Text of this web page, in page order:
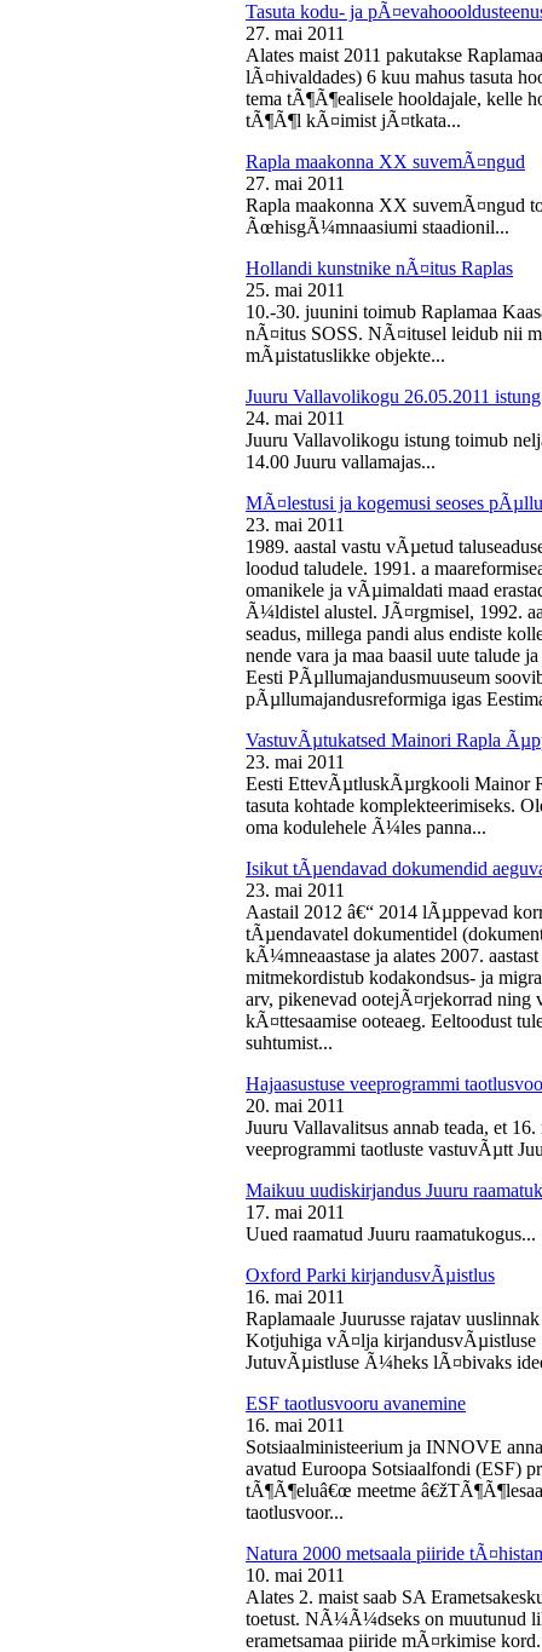
Tasuta kodu- ja
27. mai 2011
Alates maist 2011 pakutakse
lÃ¤hivaldades) 6 kuu mahus tasuta
tema tÃ¶Ã¶ealisele hooldajale, kelle
tÃ¶Ã¶l kÃ¤imist jÃ¤tkata...
Rapla maakonna XX suvemÃ¤ngud
27. mai 2011
Rapla maakonna XX suvemÃ¤ngud
ÃœhisgÃ¼mnaasiumi staadionil...
Hollandi kunstnike nÃ¤itus Raplas
25. mai 2011
10.-30. juunini toimub Raplamaa
nÃ¤itus SOSS. NÃ¤itusel leidub nii
mÃµistatuslikke objekte...
Juuru Vallavolikogu 26.05.2011 istung
24. mai 2011
Juuru Vallavolikogu istung toimub
14.00 Juuru vallamajas...
MÃ¤lestusi ja kogemusi seoses
23. mai 2011
1989. aastal vastu vÃµetud
loodud taludele. 1991. a
omanikele ja vÃµimaldati maad
Ã¼ldistel alustel. JÃ¤rgmisel, 1992.
seadus, millega pandi alus endiste
nende vara ja maa baasil uute talude
Eesti PÃµllumajandusmuuseum
pÃµllumajandusreformiga igas
VastuvÃµtukatsed Mainori Rapla
23. mai 2011
Eesti EttevÃµtluskÃµrgkooli Mainor
tasuta kohtade komplekteerimiseks.
oma kodulehele Ã¼les panna...
Isikut tÃµendavad dokumendid
23. mai 2011
Aastail 2012 â€“ 2014 lÃµppevad
tÃµendavatel dokumentidel
kÃ¼mneaastase ja alates 2007.
mitmekordistub kodakondsus- ja
arv, pikenevad ootejÃ¤rjekorrad ning
kÃ¤ttesaamise ooteaeg. Eeltoodust
suhtumist...
Hajaasustuse veeprogrammi
20. mai 2011
Juuru Vallavalitsus annab teada, et
veeprogrammi taotluste vastuvÃµtt
Maikuu uudiskirjandus Juuru
17. mai 2011
Uued raamatud Juuru raamatukogus...
Oxford Parki kirjandusvÃµistlus
16. mai 2011
Raplamaale Juurusse rajatav
Kotjuhiga vÃ¤lja
JutuvÃµistluse Ã¼heks lÃ¤bivaks
ESF taotlusvooru avanemine
16. mai 2011
Sotsiaalministeerium ja INNOVE
avatud Euroopa Sotsiaalfondi (ESF)
tÃ¶Ã¶eluâ€œ meetme
taotlusvoor...
Natura 2000 metsaala piiride
10. mai 2011
Alates 2. maist saab SA
toetust. NÃ¼Ã¼dseks on muutunud
erametsamaa piiride mÃ¤rkimise